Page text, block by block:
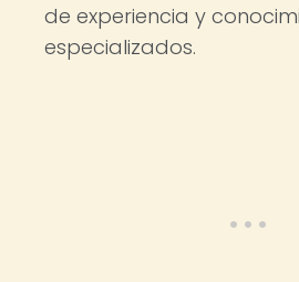
de experiencia y
especializados.